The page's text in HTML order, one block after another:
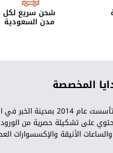
شحن سريع لكل
مدن السعودية
المخصصة
علامة تجارية سعودية تأسست عام
على تشكيلة حصرية من الورود
الأنيقة والإكسسوارات